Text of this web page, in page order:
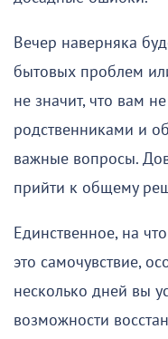
Вечер наверняка
бытовых проблем
не значит, что вам
родственниками и
важные вопросы.
прийти к общему
Единственное, на
это самочувствие,
несколько дней вы
возможности